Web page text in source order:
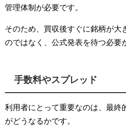
管理体制が必要です。
そのため、買収後すぐに銘柄が大
のではなく、公式発表を待つ必要
手数料やスプレッド
利用者にとって重要なのは、最終
がどうなるかです。